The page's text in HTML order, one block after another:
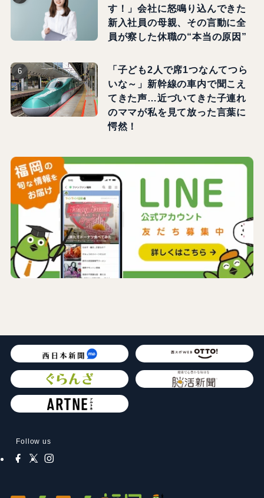
す！」会社に怒鳴り込んできた
新入社員の母親、その言動に全
員が察した休職の“本当の原因”
「子ども2人で席1つなんてつら
いな～」新幹線の車内で聞こえ
てきた声…近づいてきた子連れ
のママが私を見て放った言葉に
愕然！
Follow us